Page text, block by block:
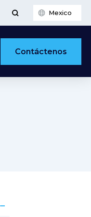
Mexico
Contáctenos